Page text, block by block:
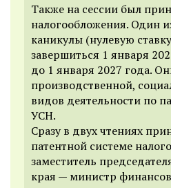
Также на сессии был
налогообложения. Один
каникулы (нулевую
завершиться 1 января
до 1 января 2027 года.
производственной,
видов деятельности по
УСН.
Сразу в двух чтениях
патентной системе
заместитель
края — министр